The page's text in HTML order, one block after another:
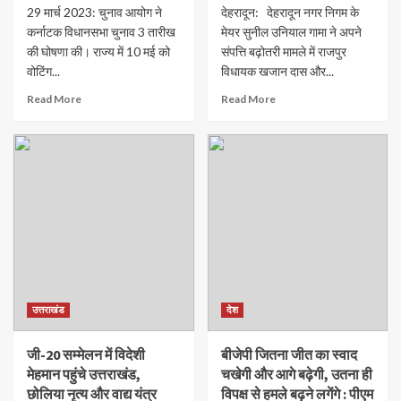
29 मार्च 2023: चुनाव आयोग ने
कर्नाटक विधानसभा चुनाव 3 तारीख
की घोषणा की। राज्य में 10 मई को
वोटिंग...
Read More
देहरादून: देहरादून नगर निगम के
मेयर सुनील उनियाल गामा ने अपने
संपत्ति बढ़ोतरी मामले में राजपुर
विधायक खजान दास और...
Read More
उत्तराखंड
जी-20 सम्मेलन में विदेशी
मेहमान पहुंचे उत्तराखंड,
छोलिया नृत्य और वाद्य यंत्र
देश
बीजेपी जितना जीत का स्वाद
चखेगी और आगे बढ़ेगी, उतना ही
विपक्ष से हमले बढ़ने लगेंगे : पीएम